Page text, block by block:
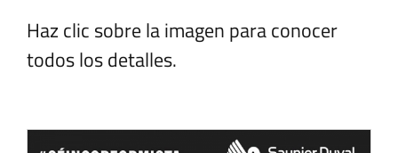
Haz clic sobre la imagen para conocer
todos los detalles.